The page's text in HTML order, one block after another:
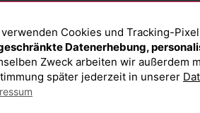
Cookies und Tracking-
Datenerhebung,
Zweck arbeiten wir außerdem
später jederzeit in unserer